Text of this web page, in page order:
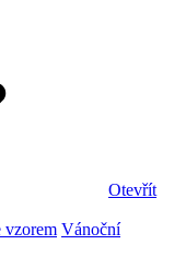
Otevřít
vzorem Vánoční